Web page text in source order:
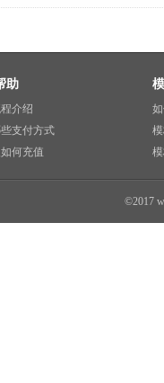
助
介绍
支付方式
何充值
©2017